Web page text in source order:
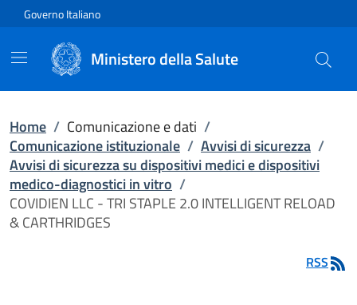
Vai direttamente al contenuto
Governo Italiano
Ministero della Salute
Home / Comunicazione e dati /
Comunicazione istituzionale / Avvisi di sicurezza /
Avvisi di sicurezza su dispositivi medici e dispositivi
medico-diagnostici in vitro /
COVIDIEN LLC - TRI STAPLE 2.0 INTELLIGENT RELOAD
& CARTHRIDGES
RSS